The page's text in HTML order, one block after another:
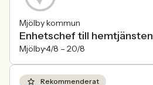
Mjölby kommun
Enhetschef till hemtjänsten
Mjölby4/8 – 20/8
Rekommenderat